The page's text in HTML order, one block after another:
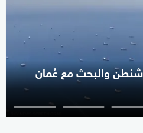
والبحث مع عُمان